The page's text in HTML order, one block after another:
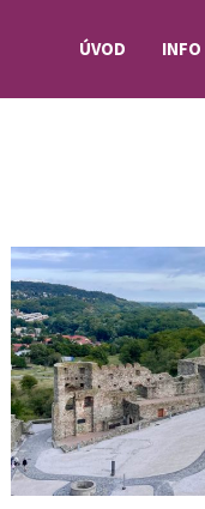
ÚVOD INFO